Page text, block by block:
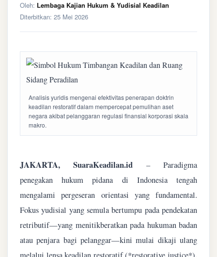
Oleh: Lembaga Kajian Hukum & Yudisial Keadilan
Diterbitkan: 25 Mei 2026
Analisis yuridis mengenai efektivitas penerapan doktrin
keadilan restoratif dalam mempercepat pemulihan aset
negara akibat pelanggaran regulasi finansial korporasi skala
makro.
JAKARTA, SuaraKeadilan.id – Paradigma
penegakan hukum pidana di Indonesia tengah
mengalami pergeseran orientasi yang fundamental.
Fokus yudisial yang semula bertumpu pada pendekatan
retributif—yang menitikberatkan pada hukuman badan
atau penjara bagi pelanggar—kini mulai dikaji ulang